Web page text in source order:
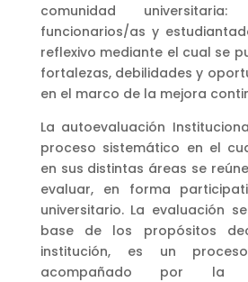
comunidad universitaria:
funcionarios/as y
reflexivo mediante el cual se
fortalezas, debilidades y
en el marco de la mejora
La autoevaluación
proceso sistemático en el
en sus distintas áreas se
evaluar, en forma
universitario. La evaluación
base de los propósitos
institución, es un
acompañado por la